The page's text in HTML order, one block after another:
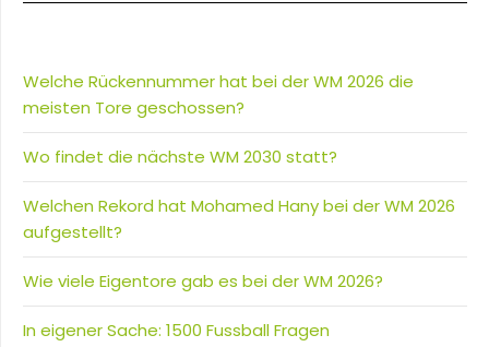
Welche Rückennummer hat bei der WM 2026 die
meisten Tore geschossen?
Wo findet die nächste WM 2030 statt?
Welchen Rekord hat Mohamed Hany bei der WM 2026
aufgestellt?
Wie viele Eigentore gab es bei der WM 2026?
In eigener Sache: 1500 Fussball Fragen